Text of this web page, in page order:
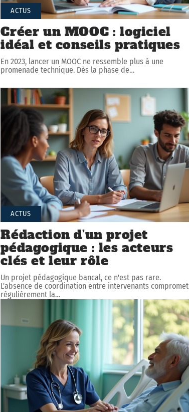
ACTUS
Créer un MOOC : logiciel
idéal et conseils pratiques
En 2023, lancer un MOOC ne ressemble plus à une
promenade technique. Dès la phase de…
ACTUS
Rédaction d’un projet
pédagogique : les acteurs
clés et leur rôle
Un projet pédagogique bancal, ce n'est pas rare.
L'absence de coordination entre intervenants compromet
régulièrement la…